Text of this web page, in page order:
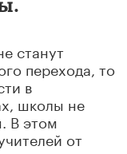
станут
перехода, то
в
школы не
В этом
от